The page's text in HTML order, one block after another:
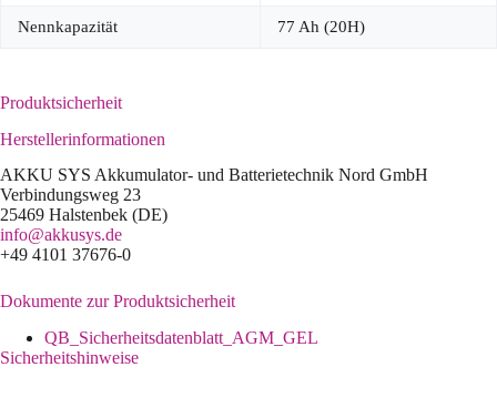
Nennkapazität 77 Ah (20H)
Produktsicherheit
Herstellerinformationen
AKKU SYS Akkumulator- und Batterietechnik Nord GmbH
Verbindungsweg 23
25469 Halstenbek (DE)
info@akkusys.de
+49 4101 37676-0
Dokumente zur Produktsicherheit
QB_Sicherheitsdatenblatt_AGM_GEL
Sicherheitshinweise